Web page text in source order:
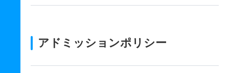
アドミッションポリシー